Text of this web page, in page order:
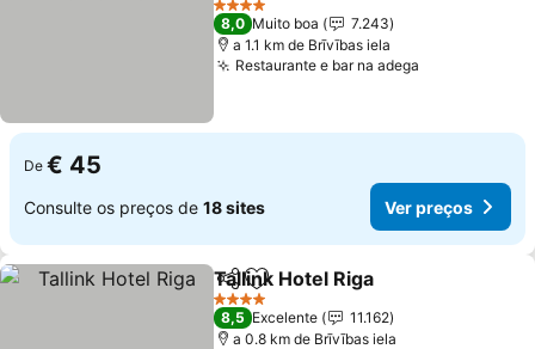
4 Estrelas
8,0 Muito boa
7.243
a 1.1 km de Brīvības iela
Restaurante e bar na adega
De € 45
Consulte os preços de 18 sites Ver preços
PartilharAdicionar aos favoritos
Tallink Hotel Riga
4 Estrelas
8,5 Excelente
11.162
a 0.8 km de Brīvības iela